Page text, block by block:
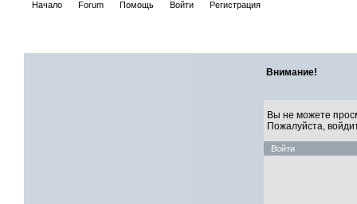
Начало Forum Помощь Войти Регистрация
Внимание!
Вы не можете
Пожалуйста,
Войти